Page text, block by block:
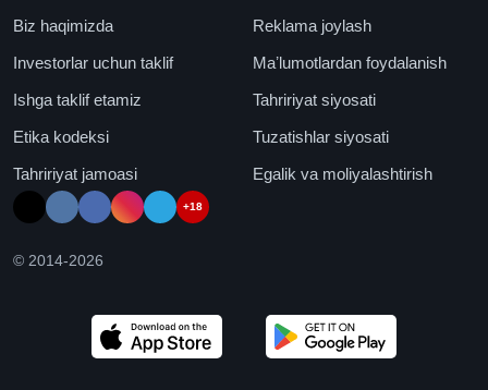
Biz haqimizda
Reklama joylash
Investorlar uchun taklif
Maʼlumotlardan foydalanish
Ishga taklif etamiz
Tahririyat siyosati
Etika kodeksi
Tuzatishlar siyosati
Tahririyat jamoasi
Egalik va moliyalashtirish
+18
© 2014-2026